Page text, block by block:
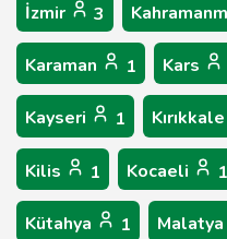
İzmir 3
Karaman 1 Kars
Kayseri 1 Kırıkkale
Kilis 1 Kocaeli 1
Kütahya 1 Malatya